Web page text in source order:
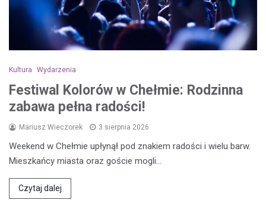
Kultura Wydarzenia
Festiwal Kolorów w Chełmie: Rodzinna
zabawa pełna radości!
Mariusz Wieczorek 3 sierpnia 2026
Weekend w Chełmie upłynął pod znakiem radości i wielu barw.
Mieszkańcy miasta oraz goście mogli…
Czytaj dalej